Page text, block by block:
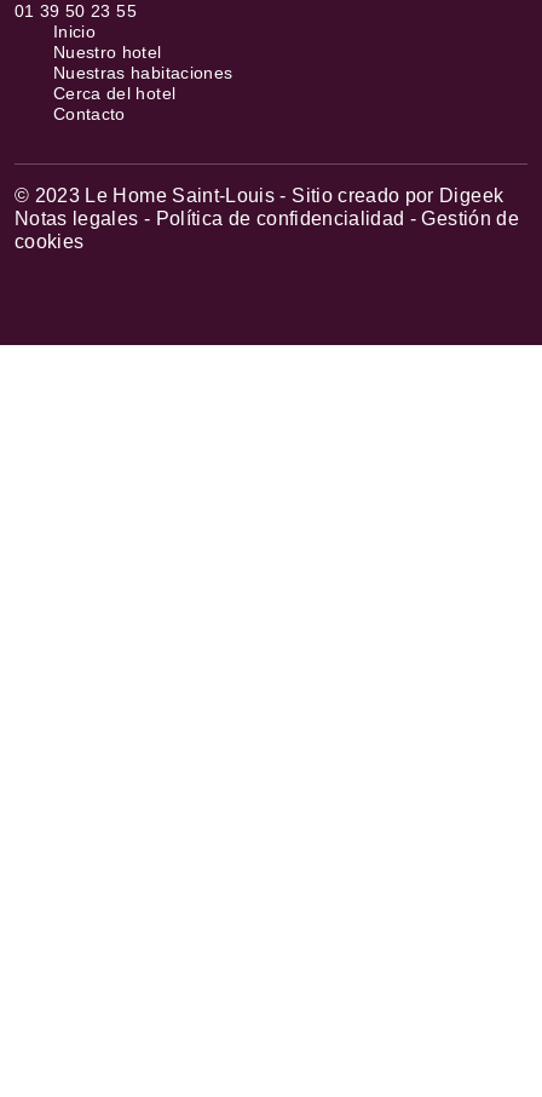
01 39 50 23 55
Inicio
Nuestro hotel
Nuestras habitaciones
Cerca del hotel
Contacto
© 2023 Le Home Saint-Louis - Sitio creado por Digeek
Notas legales - Política de confidencialidad - Gestión de
cookies